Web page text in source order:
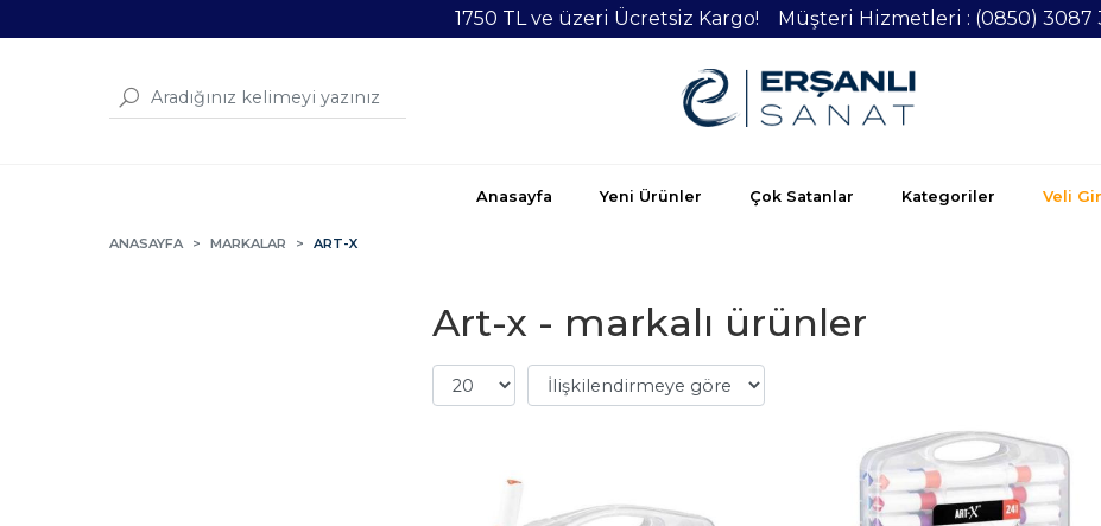
1750 TL ve üzeri Ücretsiz Kargo! Müşteri Hizmetleri : (0850) 3087
Anasayfa Yeni Ürünler Çok Satanlar Kategoriler Veli
ANASAYFA MARKALAR ART-X
Art-x - markalı ürünler